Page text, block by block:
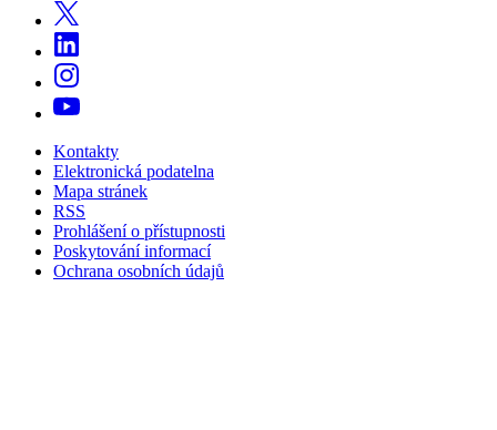
Kontakty
Elektronická podatelna
Mapa stránek
RSS
Prohlášení o přístupnosti
Poskytování informací
Ochrana osobních údajů